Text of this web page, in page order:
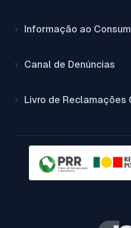
Informação ao
Canal de Denúncias
Livro de Reclamações